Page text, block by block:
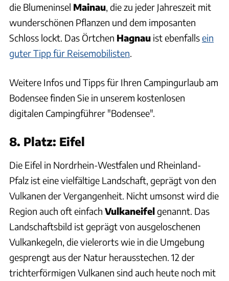
die Blumeninsel Mainau, die zu jeder Jahreszeit mit
wunderschönen Pflanzen und dem imposanten
Schloss lockt. Das Örtchen Hagnau ist ebenfallsein
guter Tipp für Reisemobilisten.
Weitere Infos und Tipps für Ihren Campingurlaub am
Bodensee finden Sie in unserem kostenlosen
digitalen Campingführer "Bodensee".
8. Platz: Eifel
Die Eifel in Nordrhein-Westfalen und Rheinland-
Pfalz ist eine vielfältige Landschaft, geprägt von den
Vulkanen der Vergangenheit. Nicht umsonst wird die
Region auch oft einfach Vulkaneifelgenannt. Das
Landschaftsbild ist geprägt von ausgeloschenen
Vulkankegeln, die vielerorts wie in die Umgebung
gesprengt aus der Natur herausstechen. 12 der
trichterförmigen Vulkanen sind auch heute noch mit